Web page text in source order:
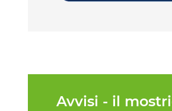
Avvisi - il